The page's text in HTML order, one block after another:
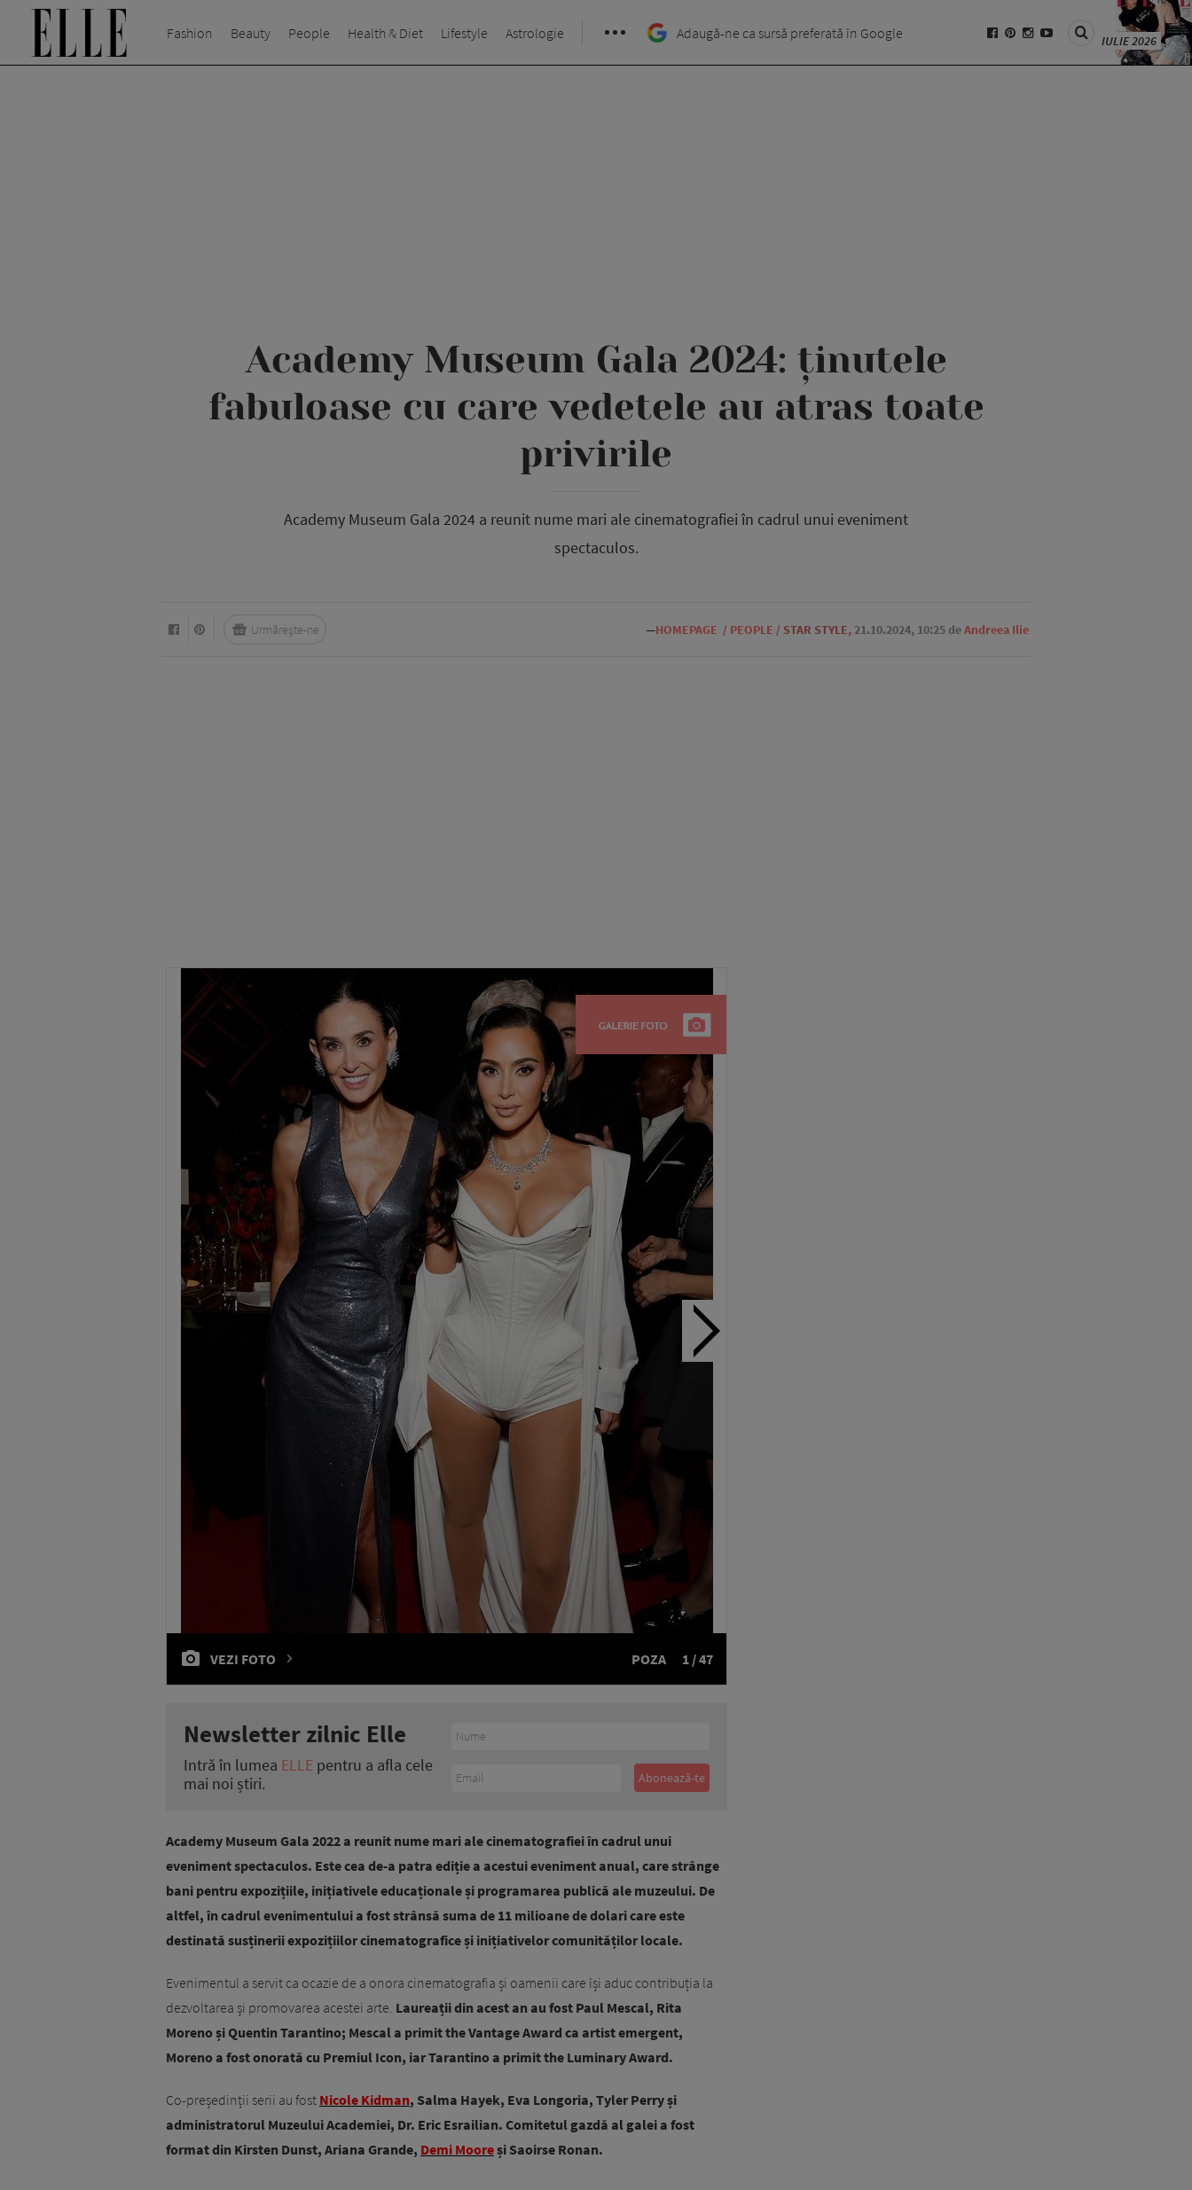
Fashion Beauty People Health & Diet Lifestyle Astrologie Adaugă-ne ca sursă preferată în Google IULIE 2026
Academy Museum Gala 2024: ținutele
fabuloase cu care vedetele au atras toate
privirile
Academy Museum Gala 2024 a reunit nume mari ale cinematografiei în cadrul unui eveniment
spectaculos.
—HOMEPAGE / PEOPLE / STAR STYLE, 21.10.2024, 10:25 deAndreea Ilie
Urmărește-ne
VEZI FOTO POZA 1 / 47
Newsletter zilnic Elle
Intră în lumea ELLE pentru a afla cele
mai noi știri.
Academy Museum Gala 2022 a reunit nume mari ale cinematografiei în cadrul unui
eveniment spectaculos. Este cea de-a patra ediție a acestui eveniment anual, care strânge
bani pentru expozițiile, inițiativele educaționale și programarea publică ale muzeului. De
altfel, în cadrul evenimentului a fost strânsă suma de 11 milioane de dolari care este
destinată susținerii expozițiilor cinematografice și inițiativelor comunităților locale.
Evenimentul a servit ca ocazie de a onora cinematografia și oamenii care își aduc contribuția la
dezvoltarea și promovarea acestei arte. Laureații din acest an au fost Paul Mescal, Rita
Moreno și Quentin Tarantino; Mescal a primit the Vantage Award ca artist emergent,
Moreno a fost onorată cu Premiul Icon, iar Tarantino a primit the Luminary Award.
Co-președinții serii au fost Nicole Kidman, Salma Hayek, Eva Longoria, Tyler Perry și
administratorul Muzeului Academiei, Dr. Eric Esrailian. Comitetul gazdă al galei a fost
format din Kirsten Dunst, Ariana Grande, Demi Mooreși Saoirse Ronan.